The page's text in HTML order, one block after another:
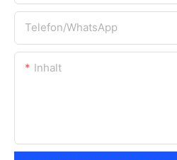
Telefon/WhatsApp
Inhalt